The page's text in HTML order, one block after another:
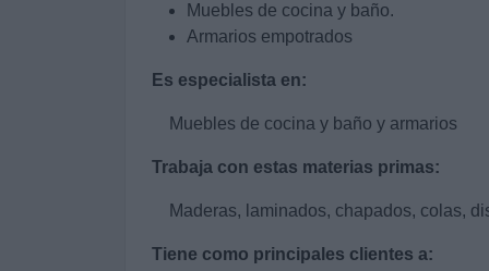
Muebles de cocina y baño.
Armarios empotrados
Es especialista en:
Muebles de cocina y baño y armarios
Trabaja con estas materias primas:
Maderas, laminados, chapados, colas,
Tiene como principales clientes a: